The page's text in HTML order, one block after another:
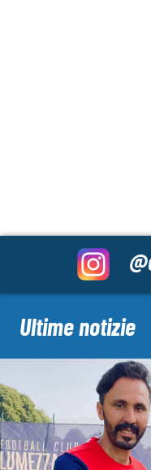
Ultime notizie